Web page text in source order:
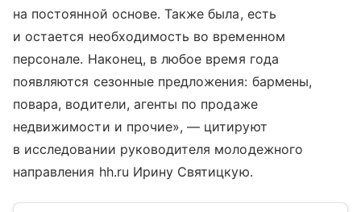
на постоянной основе. Также была, есть
и остается необходимость во временном
персонале. Наконец, в любое время года
появляются сезонные предложения: бармены,
повара, водители, агенты по продаже
недвижимости и прочие», — цитируют
в исследовании руководителя молодежного
направления hh.ru Ирину Святицкую.